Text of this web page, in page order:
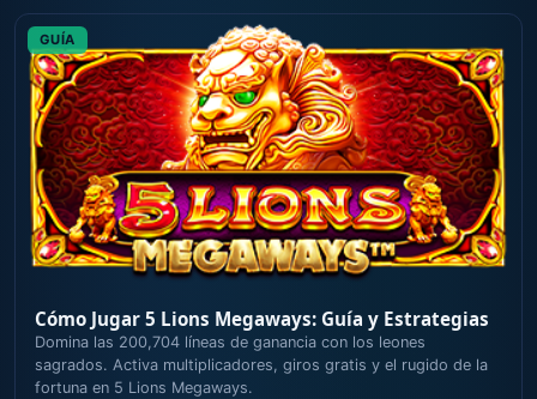
GUÍA
Cómo Jugar 5 Lions Megaways: Guía y Estrategias
Domina las 200,704 líneas de ganancia con los leones
sagrados. Activa multiplicadores, giros gratis y el rugido de la
fortuna en 5 Lions Megaways.